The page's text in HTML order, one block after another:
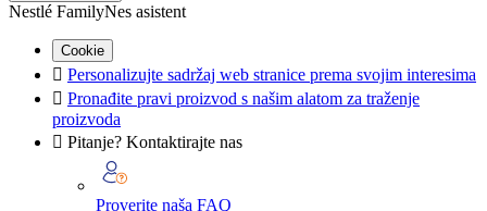
Nestlé FamilyNes asistent
Cookie
 Personalizujte sadržaj web stranice prema svojim interesima
 Pronađite pravi proizvod s našim alatom za traženje
proizvoda
 Pitanje? Kontaktirajte nas
Proverite naša FAQ